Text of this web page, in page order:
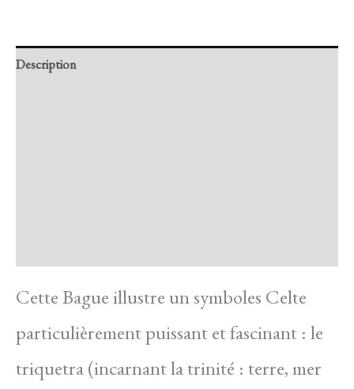
Description
Cette Bague illustre un symboles Celte
particulièrement puissant et fascinant : le
triquetra (incarnant la trinité : terre, mer